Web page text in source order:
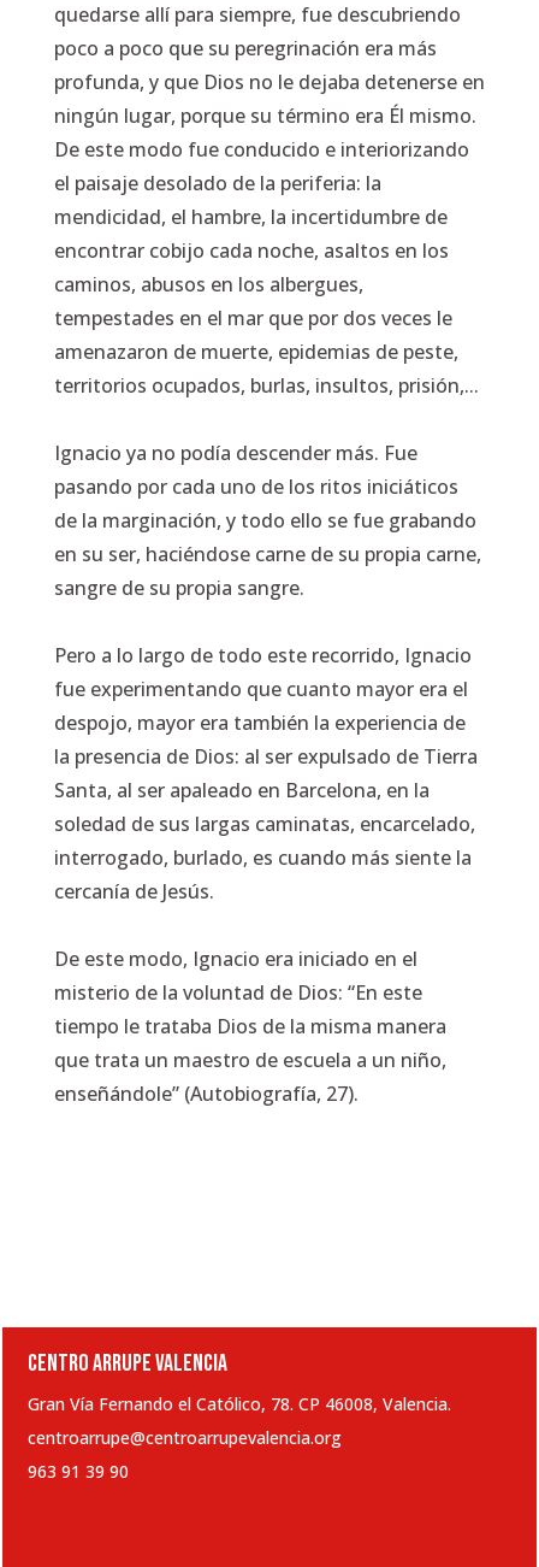
quedarse allí para siempre, fue descubriendo
poco a poco que su peregrinación era más
profunda, y que Dios no le dejaba detenerse en
ningún lugar, porque su término era Él mismo.
De este modo fue conducido e interiorizando
el paisaje desolado de la periferia: la
mendicidad, el hambre, la incertidumbre de
encontrar cobijo cada noche, asaltos en los
caminos, abusos en los albergues,
tempestades en el mar que por dos veces le
amenazaron de muerte, epidemias de peste,
territorios ocupados, burlas, insultos, prisión,...
Ignacio ya no podía descender más. Fue
pasando por cada uno de los ritos iniciáticos
de la marginación, y todo ello se fue grabando
en su ser, haciéndose carne de su propia carne,
sangre de su propia sangre.
Pero a lo largo de todo este recorrido, Ignacio
fue experimentando que cuanto mayor era el
despojo, mayor era también la experiencia de
la presencia de Dios: al ser expulsado de Tierra
Santa, al ser apaleado en Barcelona, en la
soledad de sus largas caminatas, encarcelado,
interrogado, burlado, es cuando más siente la
cercanía de Jesús.
De este modo, Ignacio era iniciado en el
misterio de la voluntad de Dios: “En este
tiempo le trataba Dios de la misma manera
que trata un maestro de escuela a un niño,
enseñándole” (Autobiografía, 27).
CENTRO ARRUPE VALENCIA
Gran Vía Fernando el Católico, 78. CP 46008, Valencia.
centroarrupe@centroarrupevalencia.org
963 91 39 90